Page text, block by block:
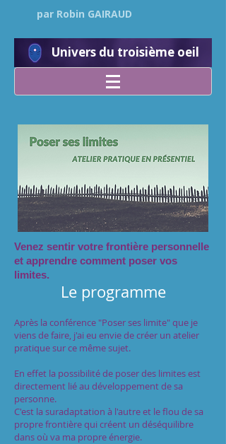
par Robin GAIRAUD
Univers du troisième oeil
Venez sentir votre frontière personnelle
et apprendre comment poser vos
limites.
Le programme
Après la conférence "Poser ses limite" que je
viens de faire, j'ai eu envie de créer un atelier
pratique sur ce même sujet.
En effet la possibilité de poser des limites est
directement lié au développement de sa
personne.
C'est la suradaptation à l'autre et le flou de sa
propre frontière qui créent un déséquilibre
dans où va ma propre énergie.